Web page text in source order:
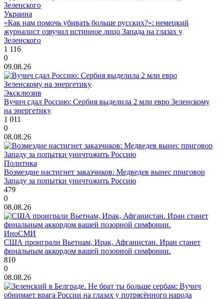
Украина
«Как нам помочь убивать больше русских?»: немецкий
журналист озвучил истинное лицо Запада на глазах у
Зеленского
1 116
0
09.08.26
Эксклюзив
Вучич сдал Россию: Сербия выделила 2 млн евро Зеленскому
на энергетику
1 011
0
08.08.26
Политика
Возмездие настигнет заказчиков: Медведев вынес приговор
Западу за попытки уничтожить Россию
479
0
08.08.26
ИноСМИ
США проиграли Вьетнам, Ирак, Афганистан. Иран станет
финальным аккордом вашей позорной симфонии.
810
0
08.08.26